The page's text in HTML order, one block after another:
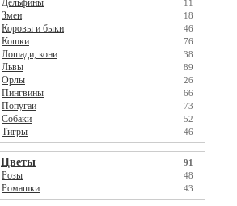
11
Змеи 18
Коровы и быки 46
Кошки 76
Лошади, кони 38
Львы 89
Орлы 26
Пингвины 66
Попугаи 73
Собаки 52
Тигры 46
Цветы 91
Розы 48
Ромашки 43